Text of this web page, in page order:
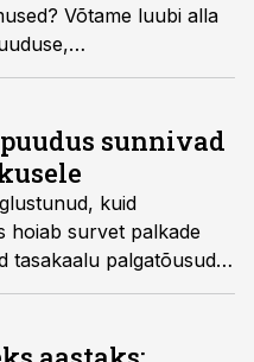
Võtame luubi alla
ootused keerulisel
sunnivad
kuid
hoiab survet palkade
tasakaalu palgatõusude,
vahel, pöörates
töötingimustele ja